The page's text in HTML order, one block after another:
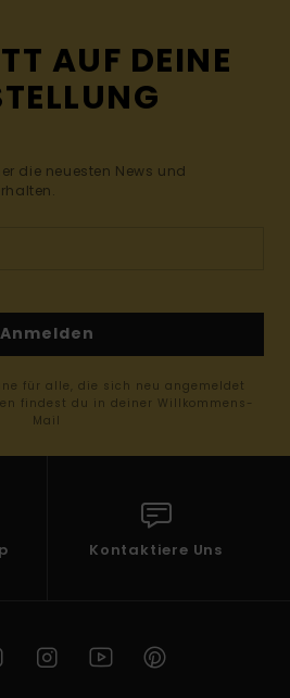
AUF DEINE
die neuesten News und
Anmelden
für alle, die sich neu angemeldet
findest du in deiner Willkommens-
Mail
Kontaktiere Uns